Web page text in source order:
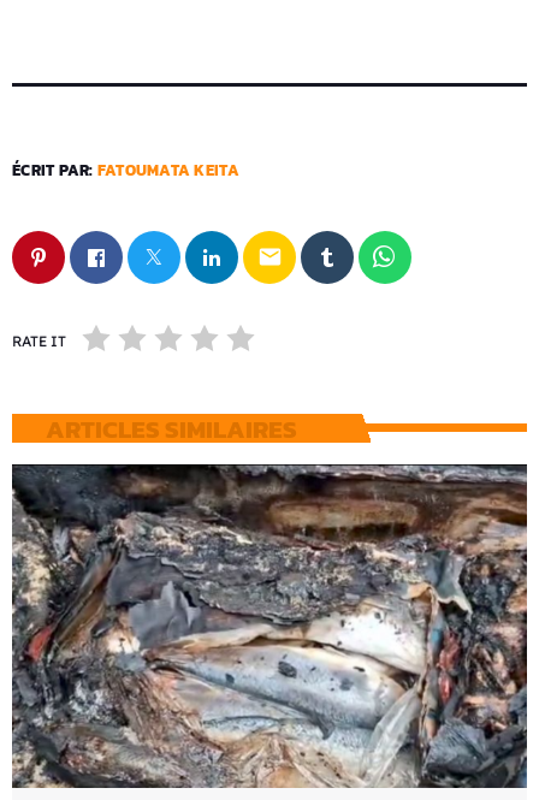
ÉCRIT PAR: FATOUMATA KEITA
email
RATE IT
ARTICLES SIMILAIRES